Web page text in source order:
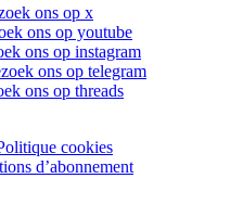
ons op x
ons op youtube
ons op instagram
ons op telegram
ons op threads
cookies
d’abonnement